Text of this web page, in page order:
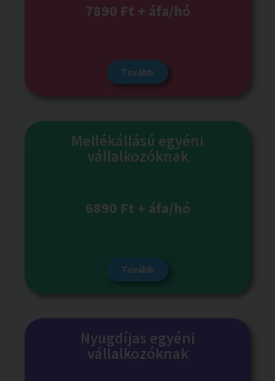
7890 Ft + áfa/hó
Tovább
Mellékállású egyéni
vállalkozóknak
6890 Ft + áfa/hó
Tovább
Nyugdíjas egyéni
vállalkozóknak